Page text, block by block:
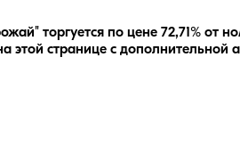
торгуется по цене 72,71% от
этой странице с дополнительной